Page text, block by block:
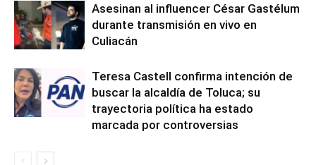
Asesinan al influencer César Gastélum
durante transmisión en vivo en
Culiacán
Teresa Castell confirma intención de
buscar la alcaldía de Toluca; su
trayectoria política ha estado
marcada por controversias